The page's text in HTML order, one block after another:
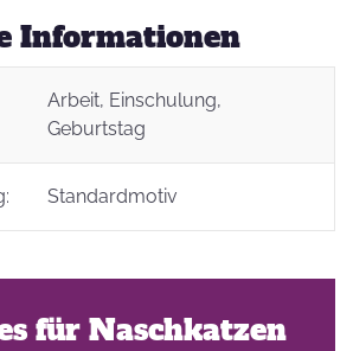
Informationen
Arbeit, Einschulung,
Geburtstag
Standardmotiv
für Naschkatzen